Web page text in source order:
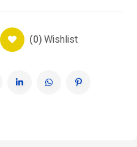
(0)Wishlist